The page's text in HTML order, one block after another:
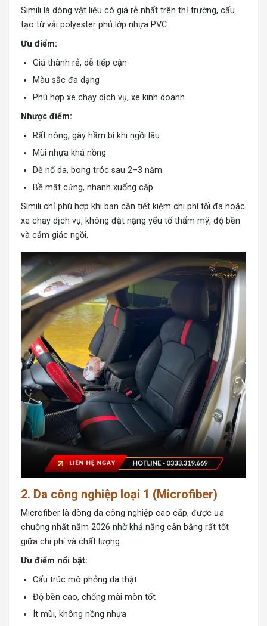
Simili là dòng vật liệu có giá rẻ nhất trên thị trường, cấu
tạo từ vải polyester phủ lớp nhựa PVC.
Ưu điểm:
Giá thành rẻ, dễ tiếp cận
Màu sắc đa dạng
Phù hợp xe chạy dịch vụ, xe kinh doanh
Nhược điểm:
Rất nóng, gây hầm bí khi ngồi lâu
Mùi nhựa khá nồng
Dễ nổ da, bong tróc sau 2–3 năm
Bề mặt cứng, nhanh xuống cấp
Simili chỉ phù hợp khi bạn cần tiết kiệm chi phí tối đa hoặc
xe chạy dịch vụ, không đặt nặng yếu tố thẩm mỹ, độ bền
và cảm giác ngồi.
2. Da công nghiệp loại 1 (Microfiber)
Microfiber là dòng da công nghiệp cao cấp, được ưa
chuộng nhất năm 2026 nhờ khả năng cân bằng rất tốt
giữa chi phí và chất lượng.
Ưu điểm nổi bật:
Cấu trúc mô phỏng da thật
Độ bền cao, chống mài mòn tốt
Ít mùi, không nồng nhựa